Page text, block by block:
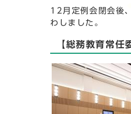
12月定例会閉会後
わしました。
【総務教育常任